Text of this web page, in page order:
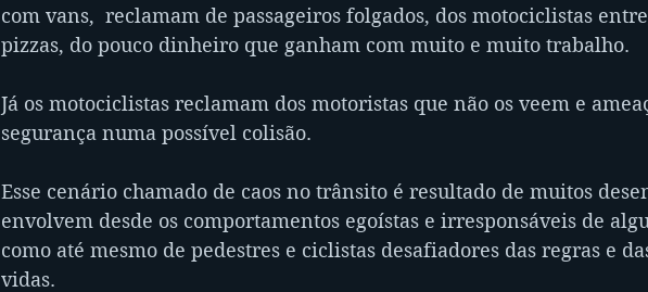
com vans,  reclamam de passageiros folgados, dos motociclistas
pizzas, do pouco dinheiro que ganham com muito e muito trabalho.
Já os motociclistas reclamam dos motoristas que não os veem e
segurança numa possível colisão.
Esse cenário chamado de caos no trânsito é resultado de muitos
envolvem desde os comportamentos egoístas e irresponsáveis de
como até mesmo de pedestres e ciclistas desafiadores das regras e